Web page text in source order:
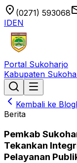
location_on (0271) 593068
IDEN
Portal Sukoharjo
Kabupaten
Kembali ke Blog
Berita
Pemkab
Tekankan
Pelayanan